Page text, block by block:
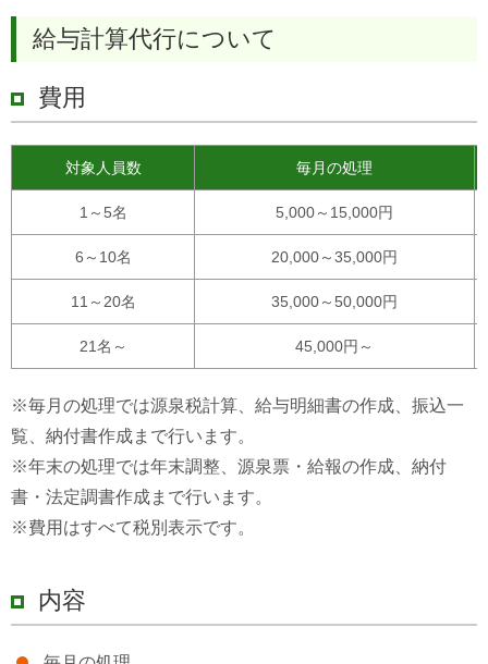
給与計算代行について
費用
対象人員数 毎月の処理
1～5名 5,000～15,000円
6～10名 20,000～35,000円
11～20名 35,000～50,000円
21名～ 45,000円～
※毎月の処理では源泉税計算、給与明細書の作成、振込一
覧、納付書作成まで行います。
※年末の処理では年末調整、源泉票・給報の作成、納付
書・法定調書作成まで行います。
※費用はすべて税別表示です。
内容